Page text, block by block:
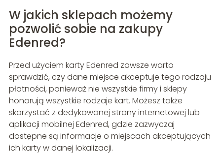
W jakich sklepach możemy
pozwolić sobie na zakupy
Edenred?
Przed użyciem karty Edenred zawsze warto
sprawdzić, czy dane miejsce akceptuje tego rodzaju
płatności, ponieważ nie wszystkie firmy i sklepy
honorują wszystkie rodzaje kart. Możesz także
skorzystać z dedykowanej strony internetowej lub
aplikacji mobilnej Edenred, gdzie zazwyczaj
dostępne są informacje o miejscach akceptujących
ich karty w danej lokalizacji.